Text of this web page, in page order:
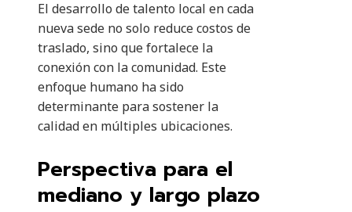
El desarrollo de talento local en cada
nueva sede no solo reduce costos de
traslado, sino que fortalece la
conexión con la comunidad. Este
enfoque humano ha sido
determinante para sostener la
calidad en múltiples ubicaciones.
Perspectiva para el
mediano y largo plazo